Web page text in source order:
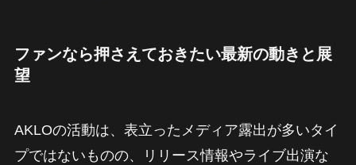
ファンなら押さえておきたい最新の動きと展
望
AKLOの活動は、表立ったメディア露出が多いタイ
プではないものの、リリース情報やライブ出演な